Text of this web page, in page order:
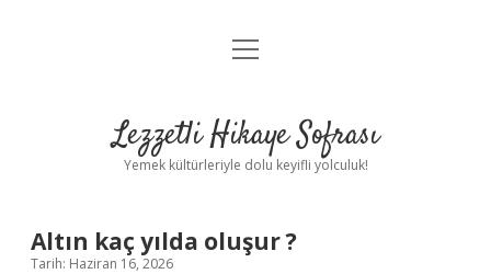
Anasayfa
Yasal Uyarı
menüyü
Lezzetli Hikaye Sofrası
Yemek kültürleriyle dolu keyifli yolculuk!
Altın kaç yılda oluşur ?
Tarih: Haziran 16, 2026